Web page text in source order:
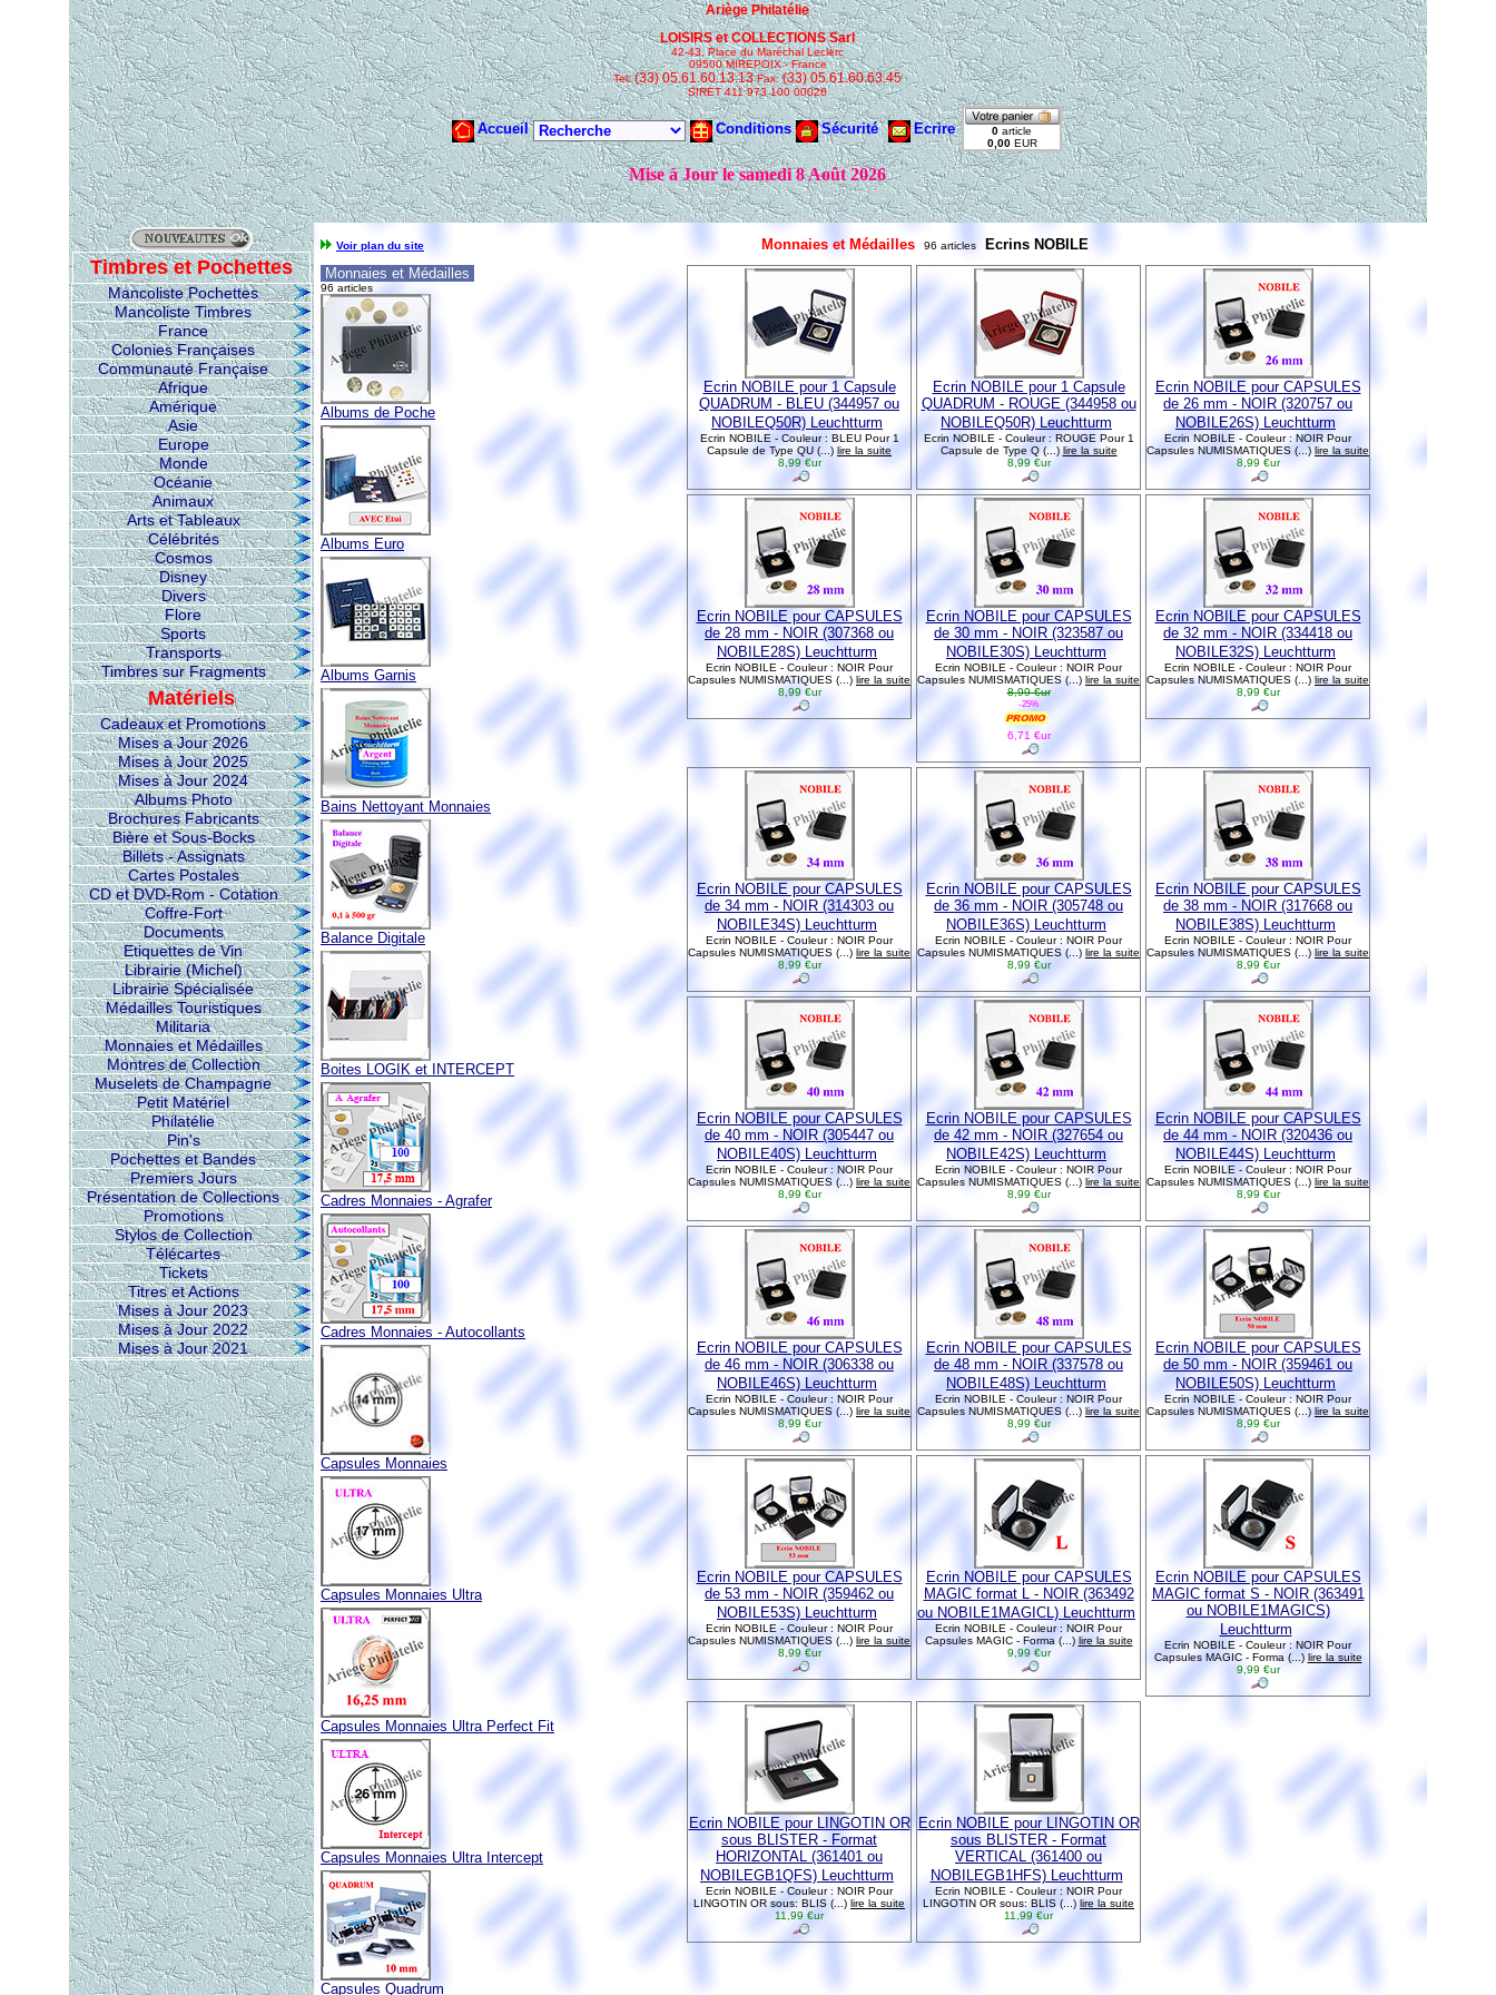
Timbres et Pochettes
Mancoliste Pochettes
Mancoliste Timbres
France
Colonies Françaises
Communauté Française
Afrique
Amérique
Asie
Europe
Monde
Océanie
Animaux
Arts et Tableaux
Célébrités
Cosmos
Disney
Divers
Flore
Sports
Transports
Timbres sur Fragments
Matériels
Cadeaux et Promotions
Mises a Jour 2026
Mises à Jour 2025
Mises à Jour 2024
Albums Photo
Brochures Fabricants
Bière et Sous-Bocks
Billets - Assignats
Cartes Postales
CD et DVD-Rom - Cotation
Coffre-Fort
Documents
Etiquettes de Vin
Librairie (Michel)
Librairie Spécialisée
Médailles Touristiques
Militaria
Monnaies et Médailles
Montres de Collection
Muselets de Champagne
Petit Matériel
Philatélie
Pin's
Pochettes et Bandes
Premiers Jours
Présentation de Collections
Promotions
Stylos de Collection
Télécartes
Tickets
Titres et Actions
Mises à Jour 2023
Mises à Jour 2022
Mises à Jour 2021
Voir plan du site Monnaies et Médailles 96 articles
Ecrins NOBILE
Monnaies et Médailles
96 articles
Albums de Poche
Albums Euro
Albums Garnis
Bains Nettoyant Monnaies
Balance Digitale
Boites LOGIK et INTERCEPT
Cadres Monnaies - Agrafer
Cadres Monnaies - Autocollants
Capsules Monnaies
Capsules Monnaies Ultra
Capsules Monnaies Ultra Perfect Fit
Capsules Monnaies Ultra Intercept
Capsules Quadrum
Ecrin NOBILE pour 1 Capsule
QUADRUM - BLEU (344957 ou
NOBILEQ50R) Leuchtturm
Ecrin NOBILE - Couleur : BLEU Pour 1
Capsule de Type QU (...) lire la suite
8,99 €ur
Ecrin NOBILE pour 1 Capsule
QUADRUM - ROUGE (344958 ou
NOBILEQ50R) Leuchtturm
Ecrin NOBILE - Couleur : ROUGE Pour 1
Capsule de Type Q (...) lire la suite
8,99 €ur
Ecrin NOBILE pour CAPSULES
de 26 mm - NOIR (320757 ou
NOBILE26S) Leuchtturm
Ecrin NOBILE - Couleur : NOIR Pour
Capsules NUMISMATIQUES (...) lire la suite
8,99 €ur
Ecrin NOBILE pour CAPSULES
de 28 mm - NOIR (307368 ou
NOBILE28S) Leuchtturm
Ecrin NOBILE - Couleur : NOIR Pour
Capsules NUMISMATIQUES (...) lire la suite
8,99 €ur
Ecrin NOBILE pour CAPSULES
de 30 mm - NOIR (323587 ou
NOBILE30S) Leuchtturm
Ecrin NOBILE - Couleur : NOIR Pour
Capsules NUMISMATIQUES (...) lire la suite
8,99 €ur
-25%
6,71 €ur
Ecrin NOBILE pour CAPSULES
de 32 mm - NOIR (334418 ou
NOBILE32S) Leuchtturm
Ecrin NOBILE - Couleur : NOIR Pour
Capsules NUMISMATIQUES (...) lire la suite
8,99 €ur
Ecrin NOBILE pour CAPSULES
de 34 mm - NOIR (314303 ou
NOBILE34S) Leuchtturm
Ecrin NOBILE - Couleur : NOIR Pour
Capsules NUMISMATIQUES (...) lire la suite
8,99 €ur
Ecrin NOBILE pour CAPSULES
de 36 mm - NOIR (305748 ou
NOBILE36S) Leuchtturm
Ecrin NOBILE - Couleur : NOIR Pour
Capsules NUMISMATIQUES (...) lire la suite
8,99 €ur
Ecrin NOBILE pour CAPSULES
de 38 mm - NOIR (317668 ou
NOBILE38S) Leuchtturm
Ecrin NOBILE - Couleur : NOIR Pour
Capsules NUMISMATIQUES (...) lire la suite
8,99 €ur
Ecrin NOBILE pour CAPSULES
de 40 mm - NOIR (305447 ou
NOBILE40S) Leuchtturm
Ecrin NOBILE - Couleur : NOIR Pour
Capsules NUMISMATIQUES (...) lire la suite
8,99 €ur
Ecrin NOBILE pour CAPSULES
de 42 mm - NOIR (327654 ou
NOBILE42S) Leuchtturm
Ecrin NOBILE - Couleur : NOIR Pour
Capsules NUMISMATIQUES (...) lire la suite
8,99 €ur
Ecrin NOBILE pour CAPSULES
de 44 mm - NOIR (320436 ou
NOBILE44S) Leuchtturm
Ecrin NOBILE - Couleur : NOIR Pour
Capsules NUMISMATIQUES (...) lire la suite
8,99 €ur
Ecrin NOBILE pour CAPSULES
de 46 mm - NOIR (306338 ou
NOBILE46S) Leuchtturm
Ecrin NOBILE - Couleur : NOIR Pour
Capsules NUMISMATIQUES (...) lire la suite
8,99 €ur
Ecrin NOBILE pour CAPSULES
de 48 mm - NOIR (337578 ou
NOBILE48S) Leuchtturm
Ecrin NOBILE - Couleur : NOIR Pour
Capsules NUMISMATIQUES (...) lire la suite
8,99 €ur
Ecrin NOBILE pour CAPSULES
de 50 mm - NOIR (359461 ou
NOBILE50S) Leuchtturm
Ecrin NOBILE - Couleur : NOIR Pour
Capsules NUMISMATIQUES (...) lire la suite
8,99 €ur
Ecrin NOBILE pour CAPSULES
de 53 mm - NOIR (359462 ou
NOBILE53S) Leuchtturm
Ecrin NOBILE - Couleur : NOIR Pour
Capsules NUMISMATIQUES (...) lire la suite
8,99 €ur
Ecrin NOBILE pour CAPSULES
MAGIC format L - NOIR (363492
ou NOBILE1MAGICL) Leuchtturm
Ecrin NOBILE - Couleur : NOIR Pour
Capsules MAGIC - Forma (...) lire la suite
9,99 €ur
Ecrin NOBILE pour CAPSULES
MAGIC format S - NOIR (363491
ou NOBILE1MAGICS)
Leuchtturm
Ecrin NOBILE - Couleur : NOIR Pour
Capsules MAGIC - Forma (...) lire la suite
9,99 €ur
Ecrin NOBILE pour LINGOTIN OR
sous BLISTER - Format
HORIZONTAL (361401 ou
NOBILEGB1QFS) Leuchtturm
Ecrin NOBILE - Couleur : NOIR Pour
LINGOTIN OR sous: BLIS (...) lire la suite
11,99 €ur
Ecrin NOBILE pour LINGOTIN OR
sous BLISTER - Format
VERTICAL (361400 ou
NOBILEGB1HFS) Leuchtturm
Ecrin NOBILE - Couleur : NOIR Pour
LINGOTIN OR sous: BLIS (...) lire la suite
11,99 €ur